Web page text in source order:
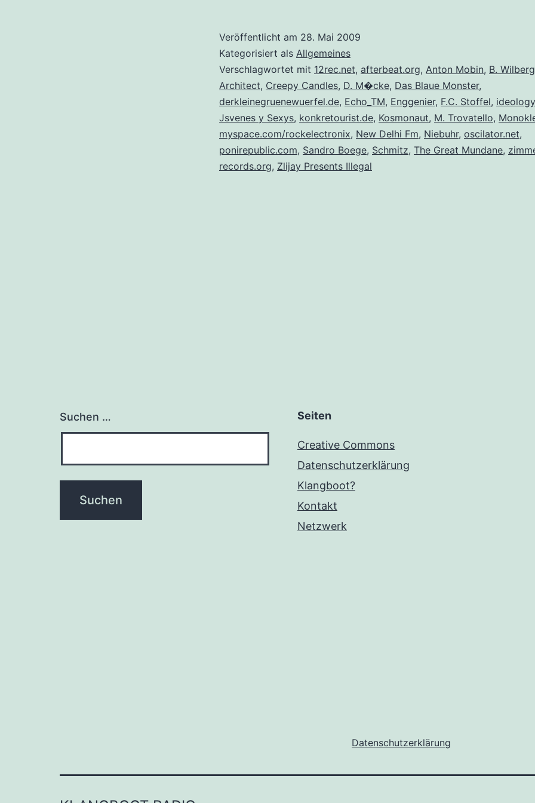
Veröffentlicht am 28. Mai 2009
Kategorisiert als Allgemeines
Verschlagwortet mit 12rec.net, afterbeat.org, Anton Mobin, B. Wilberg
Architect, Creepy Candles, D. M�cke, Das Blaue Monster,
derkleinegruenewuerfel.de, Echo_TM, Enggenier, F.C. Stoffel,
Jsvenes y Sexys, konkretourist.de, Kosmonaut, M. Trovatello,
myspace.com/rockelectronix, New Delhi Fm, Niebuhr, oscilator.net,
ponirepublic.com, Sandro Boege, Schmitz, The Great Mundane,
records.org, Zlijay Presents Illegal
Suchen … Seiten
Creative Commons
Datenschutzerklärung
Klangboot?
Kontakt
Netzwerk
Datenschutzerklärung